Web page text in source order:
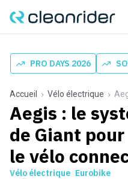
PRO DAYS 2026
Accueil Vélo électrique Aegis
Aegis : le
de Giant
le vélo
Vélo électrique Eurobike